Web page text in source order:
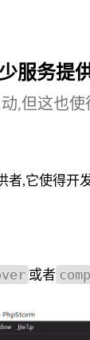
服务提
,但这也
者,它使得开
或者